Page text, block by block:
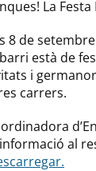
La Festa
8 de
està de
i
carrers.
al